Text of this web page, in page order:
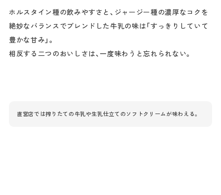
ホルスタイン種の飲みやすさと、ジャージー種の濃厚なコクを
絶妙なバランスでブレンドした牛乳の味は「すっきりしていて
豊かな甘み」。
相反する二つのおいしさは、一度味わうと忘れられない。
直営店では搾りたての牛乳や生乳仕立てのソフトクリームが味わえる。